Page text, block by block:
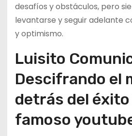
desafíos y obstáculos, pero
levantarse y seguir adelante
y optimismo.
Luisito
Descifrando el
detrás del éxito
famoso